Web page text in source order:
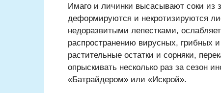
Имаго и личинки высасывают соки из
деформируются и некротизируются
недоразвитыми лепестками,
распространению вирусных, грибных
растительные остатки и сорняки,
опрыскивать несколько раз за сезон
«Батрайдером» или «Искрой».